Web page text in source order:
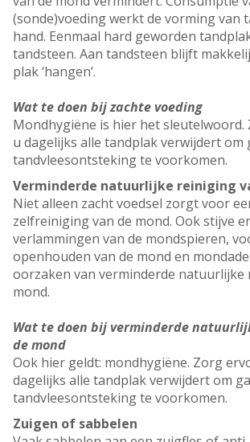
(sonde)voeding werkt de vorming van
hand. Eenmaal hard geworden
tandsteen. Aan tandsteen blijft
plak ‘hangen’.
Wat te doen bij zachte voeding
Mondhygiëne is hier het
u dagelijks alle tandplak verwijdert om
tandvleesontsteking te voorkomen.
Verminderde natuurlijke reiniging
Niet alleen zacht voedsel zorgt voor
zelfreiniging van de mond. Ook stijve
verlammingen van de mondspieren,
openhouden van de mond en
oorzaken van verminderde natuurlijke
mond.
Wat te doen bij verminderde
de mond
Ook hier geldt: mondhygiëne. Zorg
dagelijks alle tandplak verwijdert om
tandvleesontsteking te voorkomen.
Zuigen of sabbelen